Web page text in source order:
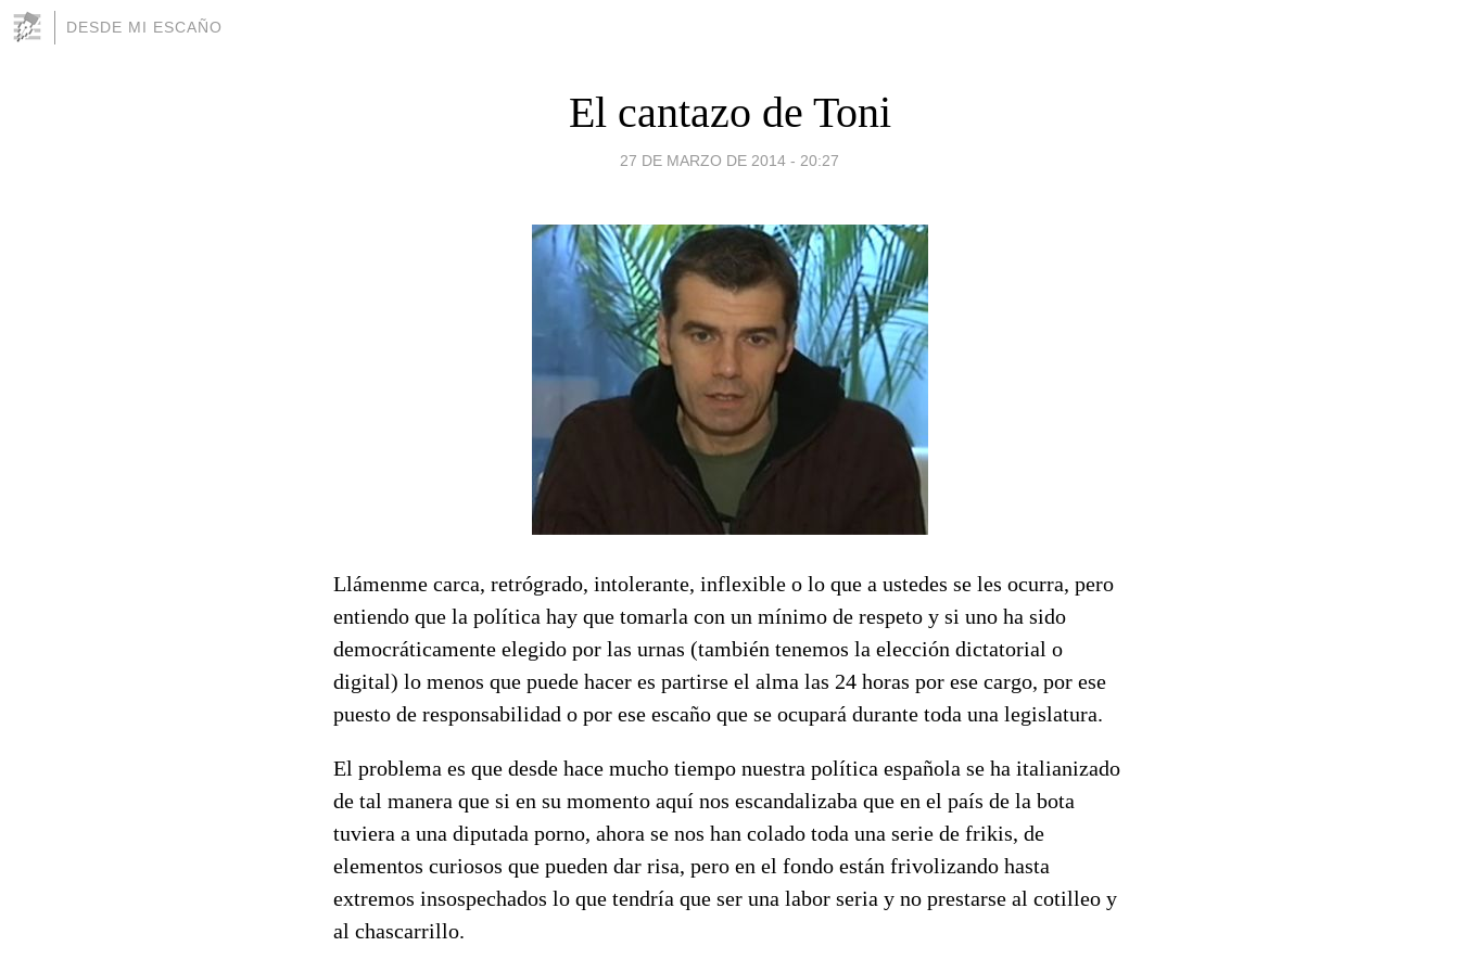
DESDE MI ESCAÑO
El cantazo de Toni
27 DE MARZO DE 2014 - 20:27
Llámenme carca, retrógrado, intolerante, inflexible o lo que a ustedes se les ocurra, pero
entiendo que la política hay que tomarla con un mínimo de respeto y si uno ha sido
democráticamente elegido por las urnas (también tenemos la elección dictatorial o
digital) lo menos que puede hacer es partirse el alma las 24 horas por ese cargo, por ese
puesto de responsabilidad o por ese escaño que se ocupará durante toda una legislatura.
El problema es que desde hace mucho tiempo nuestra política española se ha italianizado
de tal manera que si en su momento aquí nos escandalizaba que en el país de la bota
tuviera a una diputada porno, ahora se nos han colado toda una serie de frikis, de
elementos curiosos que pueden dar risa, pero en el fondo están frivolizando hasta
extremos insospechados lo que tendría que ser una labor seria y no prestarse al cotilleo y
al chascarrillo.